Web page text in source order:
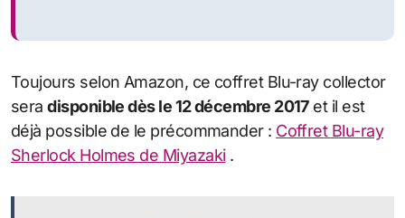
Toujours selon Amazon, ce coffret Blu-ray collector
seradisponible dès le 12 décembre 2017et il est
déjà possible de le précommander : Coffret Blu-ray
Sherlock Holmes de Miyazaki.